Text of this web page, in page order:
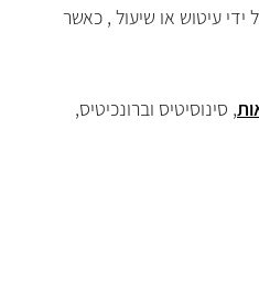
עיטוש או שיעול , כאשר
, סינוסיטיס וברונכיטיס,